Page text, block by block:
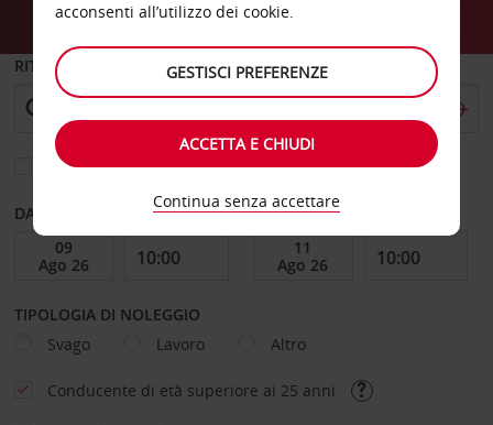
RITIRO DA
Scegli una località di riconsegna diversa
DAL GIORNO AL GIORNO
TIPOLOGIA DI NOLEGGIO
Svago
Lavoro Altro
Conducente di età superiore ai 25 anni
acconsenti all’utilizzo dei cookie.
GESTISCI PREFERENZE
ACCETTA E CHIUDI
Continua senza accettare